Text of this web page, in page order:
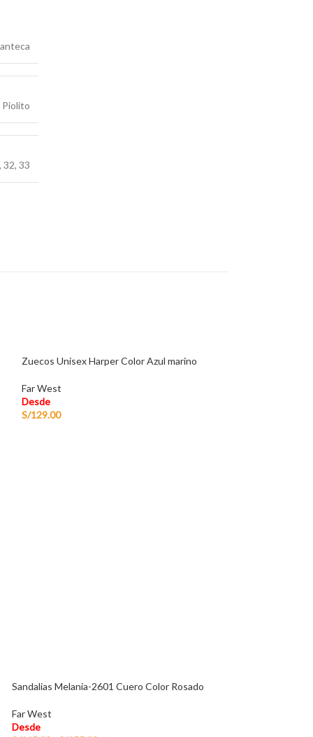
Piolito
, 32, 33
Zuecos Unisex Harper Color Azul marino
Far West
Desde
S/129.00
Sandalias Melania-2601 Cuero Color Rosado
Far West
Desde